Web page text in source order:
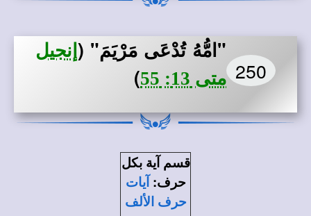
250
"امُّهُ تُدْعَى مَرْيَمَ" ( إنجيل
متى 13: 55
)
قسم آية بكل
حرف: آيات
حرف الألف